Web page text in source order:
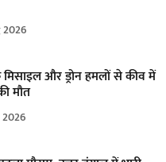
मिसाइल और ड्रोन हमलों से कीव में
मौत